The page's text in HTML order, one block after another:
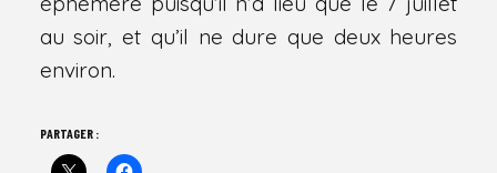
au soir, et qu’il ne dure que deux heures
environ.
PARTAGER :